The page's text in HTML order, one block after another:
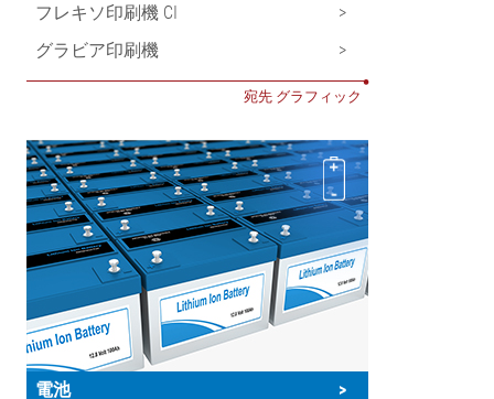
フレキソ印刷機 CI
>
グラビア印刷機
>
•
宛先 グラフィック
電池 >